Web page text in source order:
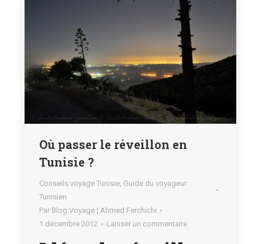
Où passer le réveillon en
Tunisie ?
Conseils voyage Tunisie, Guide du voyageur
Tunisien
Par Blog Voyage | Ahmed Ferchichi
1 décembre 2012
Laisser un commentaire